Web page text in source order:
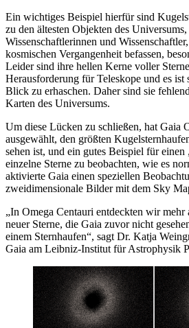
Ein wichtiges Beispiel hierfür sind
zu den ältesten Objekten des
Wissenschaftlerinnen und
kosmischen Vergangenheit befassen,
Leider sind ihre hellen Kerne voller
Herausforderung für Teleskope und es ist
Blick zu erhaschen. Daher sind sie
Karten des Universums.
Um diese Lücken zu schließen, hat Gaia
ausgewählt, den größten
sehen ist, und ein gutes Beispiel für
einzelne Sterne zu beobachten, wie es
aktivierte Gaia einen speziellen
zweidimensionale Bilder mit dem Sky
„In Omega Centauri entdeckten wir
neuer Sterne, die Gaia zuvor nicht
einem Sternhaufen“, sagt Dr. Katja
Gaia am Leibniz-Institut für Astrophysik